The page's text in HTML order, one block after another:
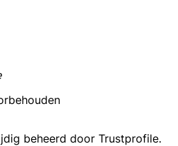
beheerd door Trustprofile.